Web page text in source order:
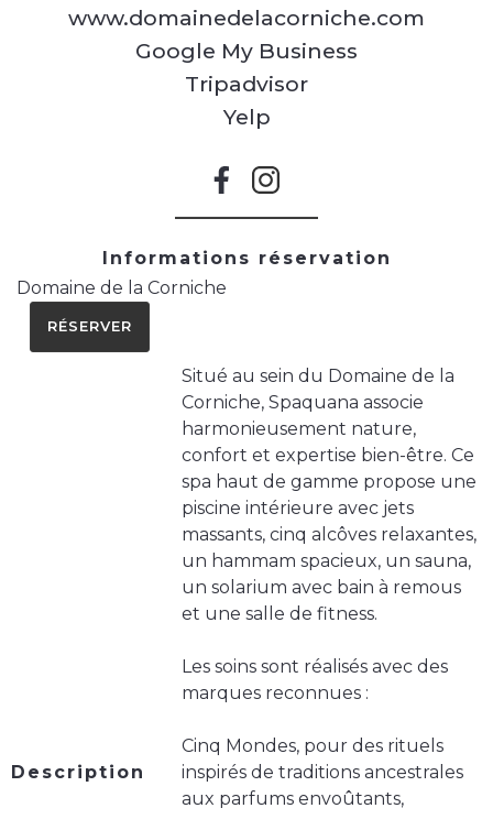
www.domainedelacorniche.com
Google My Business
Tripadvisor
Yelp
Informations réservation
Domaine de la Corniche
RÉSERVER
Description
Situé au sein du Domaine de la
Corniche, Spaquana associe
harmonieusement nature,
confort et expertise bien-être. Ce
spa haut de gamme propose une
piscine intérieure avec jets
massants, cinq alcôves relaxantes,
un hammam spacieux, un sauna,
un solarium avec bain à remous
et une salle de fitness.
Les soins sont réalisés avec des
marques reconnues :
Cinq Mondes, pour des rituels
inspirés de traditions ancestrales
aux parfums envoûtants,